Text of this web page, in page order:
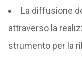
La diffusione
attraverso la
strumento per la